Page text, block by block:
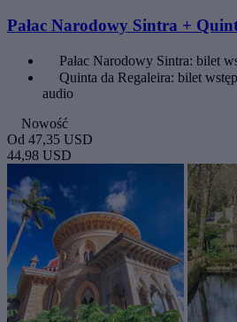
Pałac Narodowy Sintra +
Pałac Narodowy Sintra: bilet
Quinta da Regaleira: bilet
audio
Nowość
Od 47,35 USD
44,98 USD